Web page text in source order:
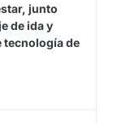
junto
de ida y
tecnología de